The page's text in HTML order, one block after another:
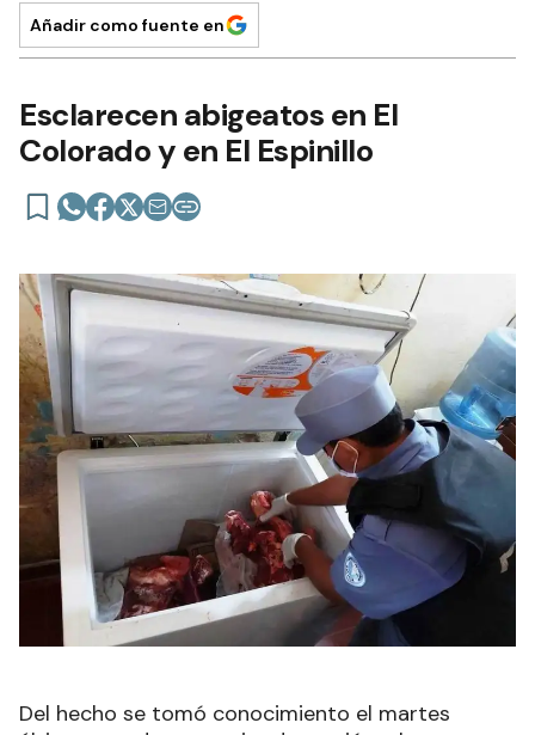
Añadir como fuente en
Esclarecen abigeatos en El
Colorado y en El Espinillo
Del hecho se tomó conocimiento el martes